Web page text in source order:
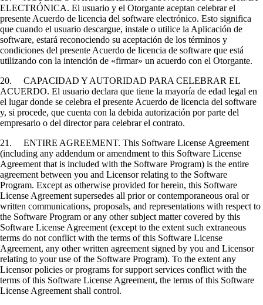
ELECTRÓNICA. El usuario y el Otorgante aceptan celebrar el
presente Acuerdo de licencia del software electrónico. Esto significa
que cuando el usuario descargue, instale o utilice la Aplicación de
software, estará reconociendo su aceptación de los términos y
condiciones del presente Acuerdo de licencia de software que está
utilizando con la intención de «firmar» un acuerdo con el Otorgante.
20. CAPACIDAD Y AUTORIDAD PARA CELEBRAR EL
ACUERDO. El usuario declara que tiene la mayoría de edad legal en
el lugar donde se celebra el presente Acuerdo de licencia del software
y, si procede, que cuenta con la debida autorización por parte del
empresario o del director para celebrar el contrato.
21. ENTIRE AGREEMENT. This Software License Agreement
(including any addendum or amendment to this Software License
Agreement that is included with the Software Program) is the entire
agreement between you and Licensor relating to the Software
Program. Except as otherwise provided for herein, this Software
License Agreement supersedes all prior or contemporaneous oral or
written communications, proposals, and representations with respect to
the Software Program or any other subject matter covered by this
Software License Agreement (except to the extent such extraneous
terms do not conflict with the terms of this Software License
Agreement, any other written agreement signed by you and Licensor
relating to your use of the Software Program). To the extent any
Licensor policies or programs for support services conflict with the
terms of this Software License Agreement, the terms of this Software
License Agreement shall control.